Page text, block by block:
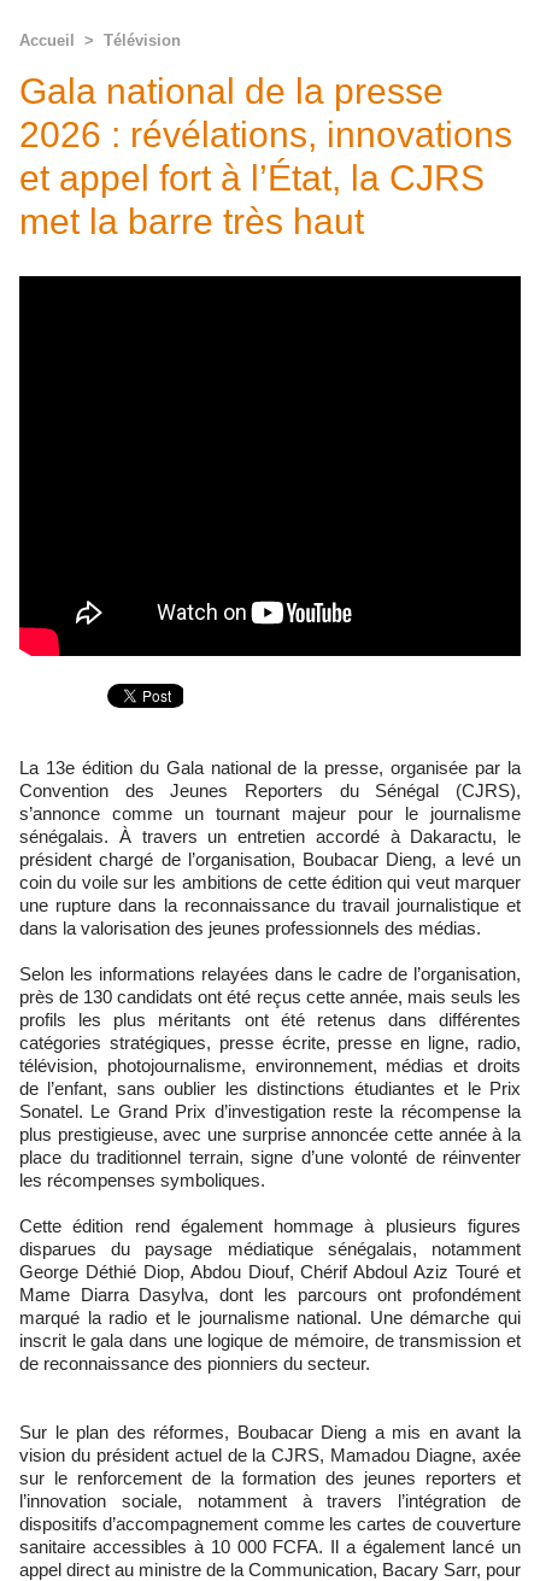
Accueil > Télévision
Gala national de la presse
2026 : révélations, innovations
et appel fort à l’État, la CJRS
met la barre très haut
La 13e édition du Gala national de la presse, organisée par la
Convention des Jeunes Reporters du Sénégal (CJRS),
s’annonce comme un tournant majeur pour le journalisme
sénégalais. À travers un entretien accordé à Dakaractu, le
président chargé de l’organisation, Boubacar Dieng, a levé un
coin du voile sur les ambitions de cette édition qui veut marquer
une rupture dans la reconnaissance du travail journalistique et
dans la valorisation des jeunes professionnels des médias.
Selon les informations relayées dans le cadre de l’organisation,
près de 130 candidats ont été reçus cette année, mais seuls les
profils les plus méritants ont été retenus dans différentes
catégories stratégiques, presse écrite, presse en ligne, radio,
télévision, photojournalisme, environnement, médias et droits
de l’enfant, sans oublier les distinctions étudiantes et le Prix
Sonatel. Le Grand Prix d’investigation reste la récompense la
plus prestigieuse, avec une surprise annoncée cette année à la
place du traditionnel terrain, signe d’une volonté de réinventer
les récompenses symboliques.
Cette édition rend également hommage à plusieurs figures
disparues du paysage médiatique sénégalais, notamment
George Déthié Diop, Abdou Diouf, Chérif Abdoul Aziz Touré et
Mame Diarra Dasylva, dont les parcours ont profondément
marqué la radio et le journalisme national. Une démarche qui
inscrit le gala dans une logique de mémoire, de transmission et
de reconnaissance des pionniers du secteur.
Sur le plan des réformes, Boubacar Dieng a mis en avant la
vision du président actuel de la CJRS, Mamadou Diagne, axée
sur le renforcement de la formation des jeunes reporters et
l’innovation sociale, notamment à travers l’intégration de
dispositifs d’accompagnement comme les cartes de couverture
sanitaire accessibles à 10 000 FCFA. Il a également lancé un
appel direct au ministre de la Communication, Bacary Sarr, pour